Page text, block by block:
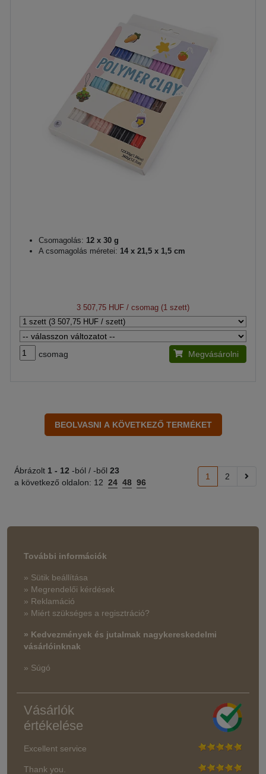
Csomagolás: 12 x 30 g
A csomagolás méretei: 14 x 21,5 x 1,5 cm
3 507,75 HUF / csomag (1 szett)
csomag Megvásárolni
Ábrázolt 1 - 12 -ból / -ből 23
a következő oldalon: 12 24 48 96
1 2
További információk
» Sütik beállítása
» Megrendelői kérdések
» Reklamáció
» Miért szükséges a regisztráció?
» Kedvezmények és jutalmak nagykereskedelmi
vásárlóinknak
» Súgó
Vásárlók
értékelése
Excellent service
Thank you.